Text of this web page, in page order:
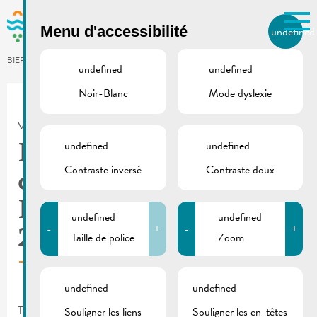
Skip to main content
BIERGER.REMICH.LU
Utilisez la recherche pour
Comme par exemple des contacts, des
VILLE DE REMICH / ACTUALITÉ
Demande du vote par
correspondance |
Élections législatives
2023
Tous les électeurs inscrits sur les listes électorales peuvent
Menu d'accessibilité undefined
undefined
Noir-Blanc
undefined
Mode dyslexie
undefined
Contraste inversé
undefined
Contraste doux
-
undefined
Taille de police
+ -
undefined
Zoom
+
undefined
Souligner les liens
undefined
Souligner les en-têtes